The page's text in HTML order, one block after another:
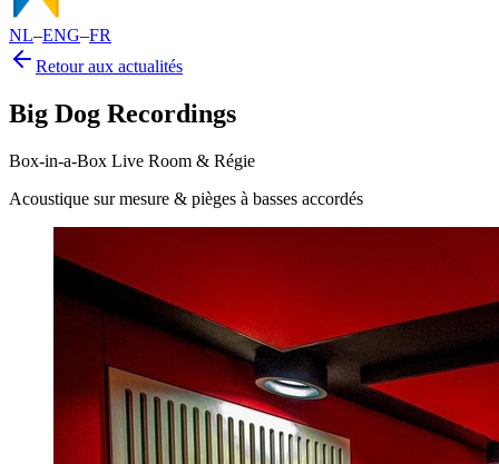
NL–ENG–FR
Retour aux actualités
Big Dog Recordings
Box-in-a-Box Live Room & Régie
Acoustique sur mesure & pièges à basses accordés